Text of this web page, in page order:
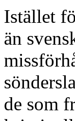
Istället
än
de som